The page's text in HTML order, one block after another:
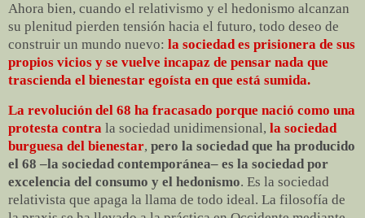
Ahora bien, cuando el relativismo y el hedonismo alcanzan
su plenitud pierden tensión hacia el futuro, todo deseo de
construir un mundo nuevo: la sociedad es prisionera de sus
propios vicios y se vuelve incapaz de pensar nada que
trascienda el bienestar egoísta en que está sumida.
La revolución del 68 ha fracasado porque nació como una
protesta contra la sociedad unidimensional, la sociedad
burguesa del bienestar, pero la sociedad que ha producido
el 68 –la sociedad contemporánea– es la sociedad por
excelencia del consumo y el hedonismo. Es la sociedad
relativista que apaga la llama de todo ideal. La filosofía de